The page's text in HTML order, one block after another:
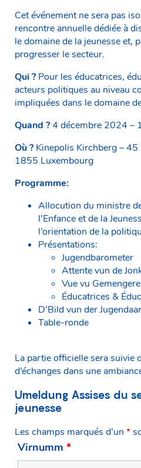
Cet événement ne sera pas
rencontre annuelle dédiée à
le domaine de la jeunesse et,
progresser le secteur.
Qui ? Pour les éducatrices,
acteurs politiques au niveau
impliquées dans le domaine
Quand ?4 décembre 2024 –
Où ? Kinepolis Kirchberg – 45
1855 Luxembourg
Programme:
Allocution du ministre
l’Enfance et de la
l’orientation de la
Présentations:
Jugendbarometer
Attente vun de
Vue vu
Éducatrices &
D’Bild vun der
Table-ronde
La partie officielle sera suivie
d’échanges dans une
Umeldung Assises du
jeunesse
Les champs marqués d’un *
Virnumm *